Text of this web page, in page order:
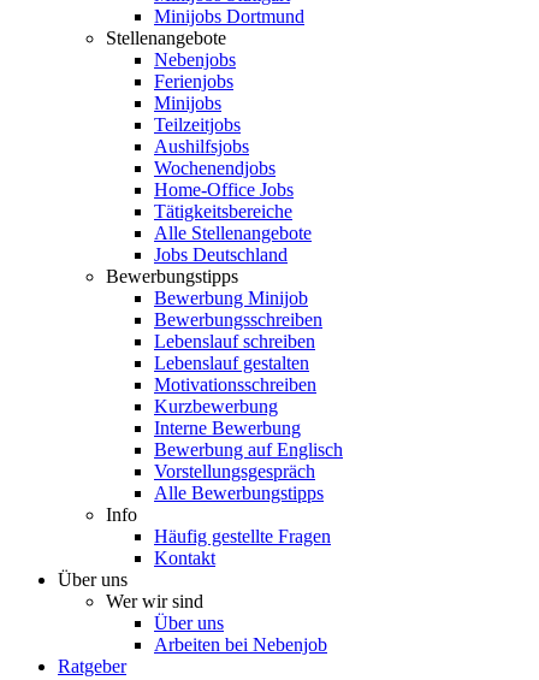
Minijobs Dortmund
Stellenangebote
Nebenjobs
Ferienjobs
Minijobs
Teilzeitjobs
Aushilfsjobs
Wochenendjobs
Home-Office Jobs
Tätigkeitsbereiche
Alle Stellenangebote
Jobs Deutschland
Bewerbungstipps
Bewerbung Minijob
Bewerbungsschreiben
Lebenslauf schreiben
Lebenslauf gestalten
Motivationsschreiben
Kurzbewerbung
Interne Bewerbung
Bewerbung auf Englisch
Vorstellungsgespräch
Alle Bewerbungstipps
Info
Häufig gestellte Fragen
Kontakt
Über uns
Wer wir sind
Über uns
Arbeiten bei Nebenjob
Ratgeber